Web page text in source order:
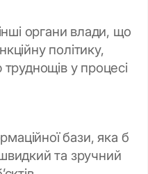
органи влади, що
політику,
у процесі
бази, яка б
та зручний